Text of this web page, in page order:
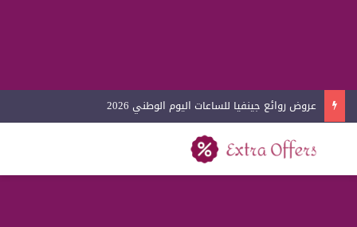
عروض لادون للساعات اليوم الوطني 2026
بحث عن